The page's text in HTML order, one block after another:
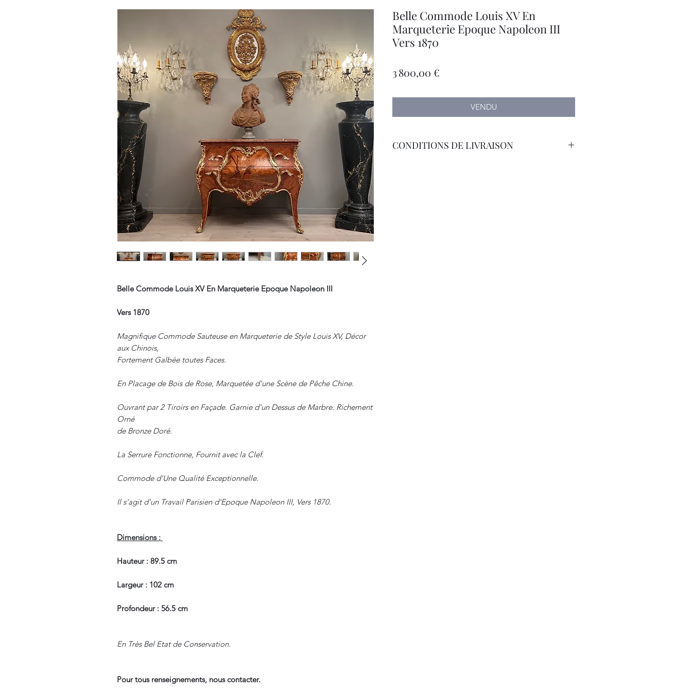
Belle Commode Louis XV En Marqueterie Epoque Napoleon III
Vers 1870
Magnifique Commode Sauteuse en Marqueterie de Style Louis XV, Décor
aux Chinois,
Fortement Galbée toutes Faces.
En Placage de Bois de Rose, Marquetée d'une Scène de Pêche Chine.
Ouvrant par 2 Tiroirs en Façade. Garnie d'un Dessus de Marbre. Richement
Orné
de Bronze Doré.
La Serrure Fonctionne, Fournit avec la Clef.
Commode d'Une Qualité Exceptionnelle.
Il s'agit d'un Travail Parisien d'Epoque Napoleon III, Vers 1870.
Dimensions :
Hauteur : 89.5 cm
Largeur : 102 cm
Profondeur : 56.5 cm
En Très Bel Etat de Conservation.
Pour tous renseignements, nous contacter.
Belle Commode Louis XV En
Marqueterie Epoque Napoleon III
Vers 1870
3 800,00 €
VENDU
CONDITIONS DE LIVRAISON